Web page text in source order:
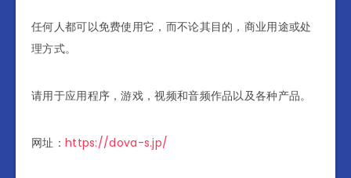
任何人都可以免费使用它，而不论其目的，商业用途或处
理方式。
请用于应用程序，游戏，视频和音频作品以及各种产品。
网址： https://dova-s.jp/